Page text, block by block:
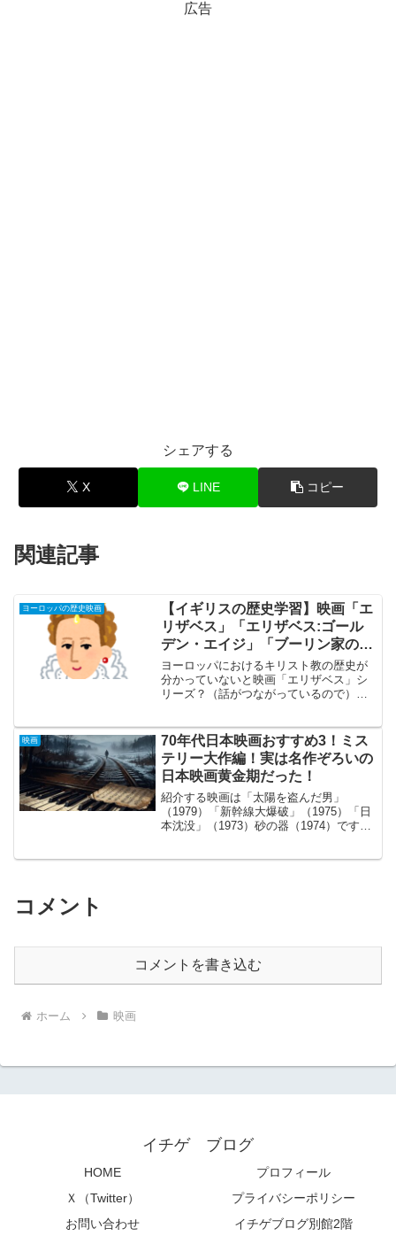
広告
シェアする
X LINE コピー
関連記事
ヨーロッパの歴史映画
【イギリスの歴史学習】映画「エ
リザベス」「エリザベス:ゴール
デン・エイジ」「ブーリン家の姉
妹」を見るための前提知識をまと
めました
ヨーロッパにおけるキリスト教の歴史が
分かっていないと映画「エリザベス」シ
リーズ？（話がつながっているので）が
リーズ？を見るための前提知識を調べて
まとめました。この3作の...
映画
70年代日本映画おすすめ3！ミス
テリー大作編！実は名作ぞろいの
日本映画黄金期だった！
紹介する映画は「太陽を盗んだ男」
（1979）「新幹線大爆破」（1975）「日
本沈没」（1973）砂の器（1974）です。
コメント
コメントを書き込む
ホーム 映画
イチゲ ブログ
HOME
プロフィール
Ｘ（Twitter）
プライバシーポリシー
お問い合わせ
イチゲブログ別館2階